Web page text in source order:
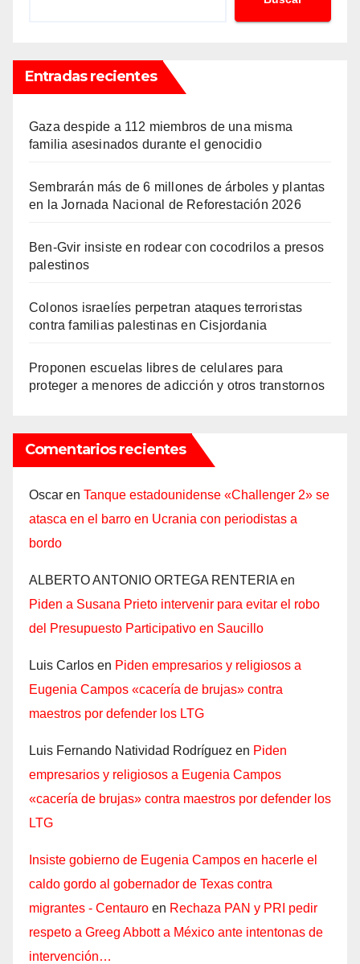
Entradas recientes
Gaza despide a 112 miembros de una misma
familia asesinados durante el genocidio
Sembrarán más de 6 millones de árboles y plantas
en la Jornada Nacional de Reforestación 2026
Ben-Gvir insiste en rodear con cocodrilos a presos
palestinos
Colonos israelíes perpetran ataques terroristas
contra familias palestinas en Cisjordania
Proponen escuelas libres de celulares para
proteger a menores de adicción y otros transtornos
Comentarios recientes
Oscar en Tanque estadounidense «Challenger 2» se
atasca en el barro en Ucrania con periodistas a
bordo
ALBERTO ANTONIO ORTEGA RENTERIA en
Piden a Susana Prieto intervenir para evitar el robo
del Presupuesto Participativo en Saucillo
Luis Carlos en Piden empresarios y religiosos a
Eugenia Campos «cacería de brujas» contra
maestros por defender los LTG
Luis Fernando Natividad Rodríguez en Piden
empresarios y religiosos a Eugenia Campos
«cacería de brujas» contra maestros por defender los
LTG
Insiste gobierno de Eugenia Campos en hacerle el
caldo gordo al gobernador de Texas contra
migrantes - Centauro en Rechaza PAN y PRI pedir
respeto a Greeg Abbott a México ante intentonas de
intervención…